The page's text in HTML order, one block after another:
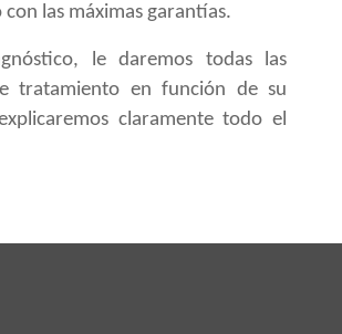
las máximas garantías.
le daremos todas las
tratamiento en función de su
claramente todo el